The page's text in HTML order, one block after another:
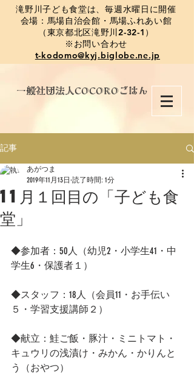
​滝野川子ども食堂は、毎週水曜日に開催
会場：馬場自治会館・馬場ふれあい館
（東京都北区滝野川2-32-1）
※お問い合わせ
t-kodomo@kyj.biglobe.ne.jp
​一般社団法人COCOROごはん
記事
11月１回目の「子ども食
堂」
あがつま
2019年11月13日 読了時間: 1分
◆参加者：50人（幼児2・小学生41・中
学生6・保護者１）
◆スタッフ：18人（会員11・お手伝い
５・学習支援講師２）
◆献立：鮭ご飯・豚汁・ミニトマト・
キュウリの浅漬け・みかん・かりんと
う（おやつ）